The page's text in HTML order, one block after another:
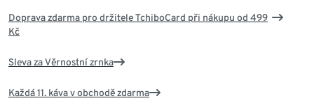
Doprava zdarma pro držitele TchiboCard při nákupu od 499
Kč
Sleva za Věrnostní zrnka
Každá 11. káva v obchodě zdarma